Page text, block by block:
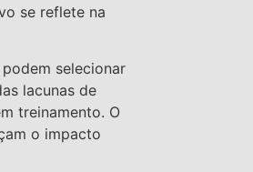
se reflete na
selecionar
lacunas de
treinamento. O
o impacto